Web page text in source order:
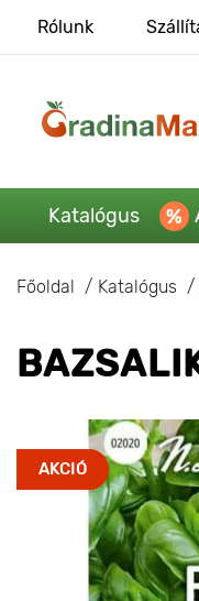
Rólunk
Katalógus
Főoldal Katalógus
AKCIÓ